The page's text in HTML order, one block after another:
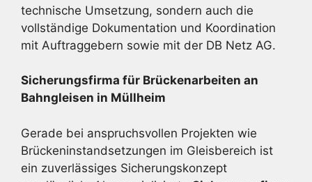
technische Umsetzung, sondern auch die
vollständige Dokumentation und Koordination
mit Auftraggebern sowie mit der DB Netz AG.
Sicherungsfirma für Brückenarbeiten an
Bahngleisen in Müllheim
Gerade bei anspruchsvollen Projekten wie
Brückeninstandsetzungen im Gleisbereich ist
ein zuverlässiges Sicherungskonzept